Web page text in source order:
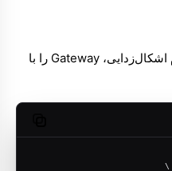
برای تأیید شکل بار دادهٔ مدل هنگام اشکال‌زدایی، Gateway را با